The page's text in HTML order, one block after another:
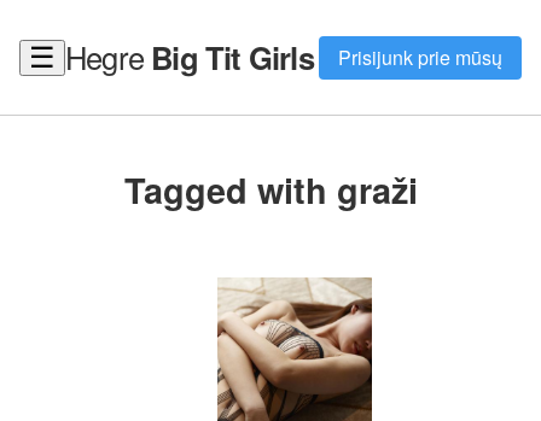
☰ Hegre Big Tit Girls Prisijunk prie mūsų
Tagged with graži